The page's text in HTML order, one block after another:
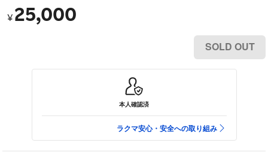
¥ 25,000
SOLD OUT
本人確認済
ラクマ安心・安全への取り組み